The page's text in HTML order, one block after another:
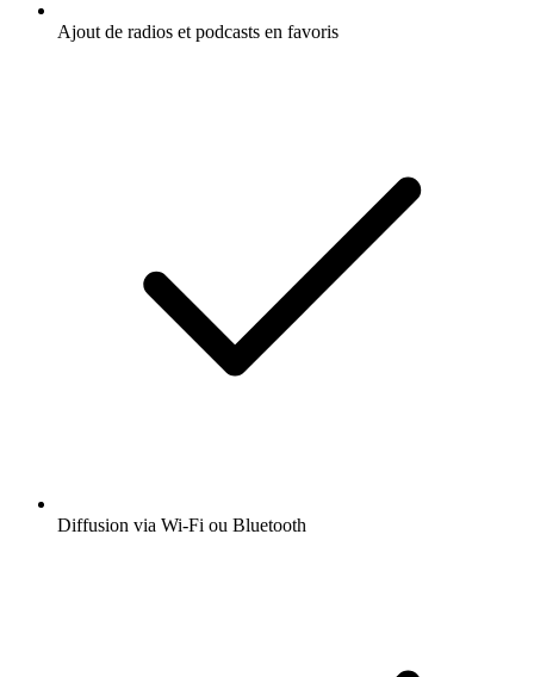
Ajout de radios et podcasts en favoris
Diffusion via Wi-Fi ou Bluetooth